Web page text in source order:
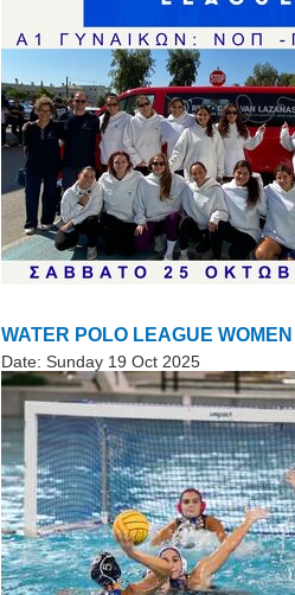
WATER POLO LEAGUE
Date: Sunday 19 Oct 2025